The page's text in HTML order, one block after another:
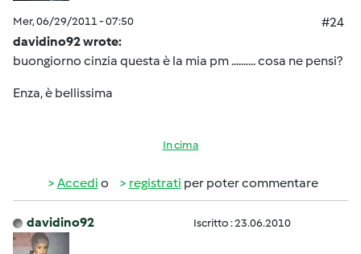
Mer, 06/29/2011 - 07:50
#24
davidino92 wrote:
buongiorno cinzia questa è la mia pm .......... cosa ne pensi?
Enza, è bellissima
In cima
Accedi o registrati per poter commentare
davidino92 Iscritto : 23.06.2010